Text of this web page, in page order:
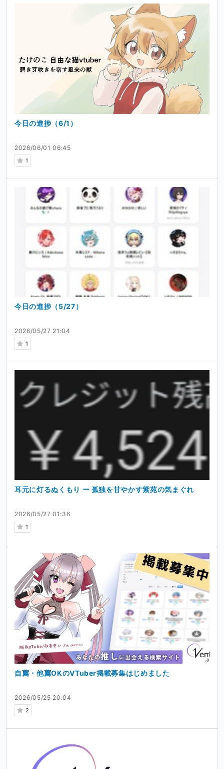
2026/06/01 06:45
1
今日の進捗（6/1）
2026/05/27 21:04
1
今日の進捗（5/27）
2026/05/27 01:36
1
耳元に灯るぬくもり ー 孤独を甘やかす紫苑の気まぐれ
2026/05/25 20:04
2
自薦・他薦OKのVTuber掲載募集はじめました